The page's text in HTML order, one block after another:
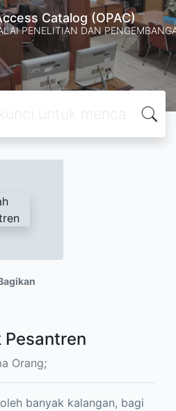
Catalog (OPAC)
PENELITIAN DAN
Pesantren
Orang;
banyak kalangan, bagi